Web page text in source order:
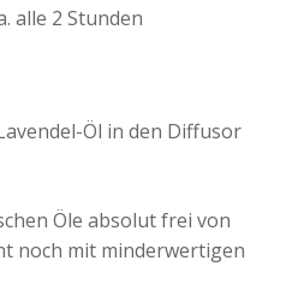
alle 2 Stunden
Öl in den Diffusor
Öle absolut frei von
noch mit minderwertigen